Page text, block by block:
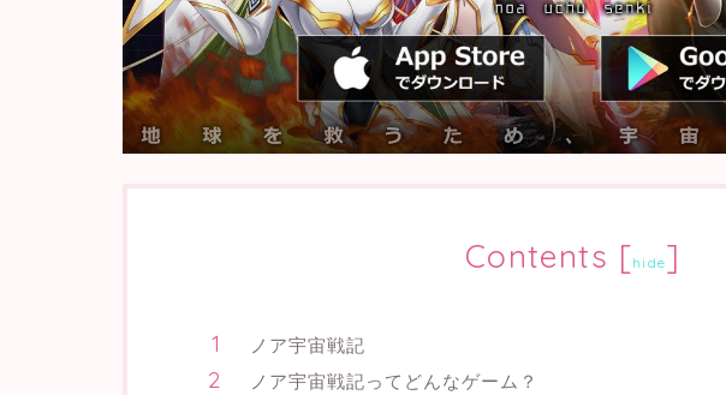
Contents [hide]
ノア宇宙戦記
ノア宇宙戦記ってどんなゲーム？